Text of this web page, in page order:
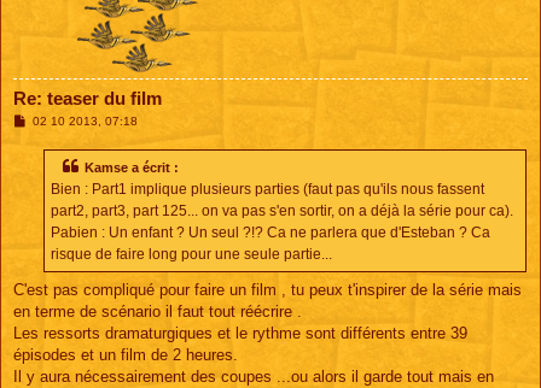
Re: teaser du film
M02 10 2013, 07:18
Kamse a écrit :
Bien : Part1 implique plusieurs parties (faut pas qu'ils nous fassent
part2, part3, part 125... on va pas s'en sortir, on a déjà la série pour ca).
Pabien : Un enfant ? Un seul ?!? Ca ne parlera que d'Esteban ? Ca
risque de faire long pour une seule partie...
C'est pas compliqué pour faire un film , tu peux t'inspirer de la série mais
en terme de scénario il faut tout réécrire .
Les ressorts dramaturgiques et le rythme sont différents entre 39
épisodes et un film de 2 heures.
Il y aura nécessairement des coupes ...ou alors il garde tout mais en